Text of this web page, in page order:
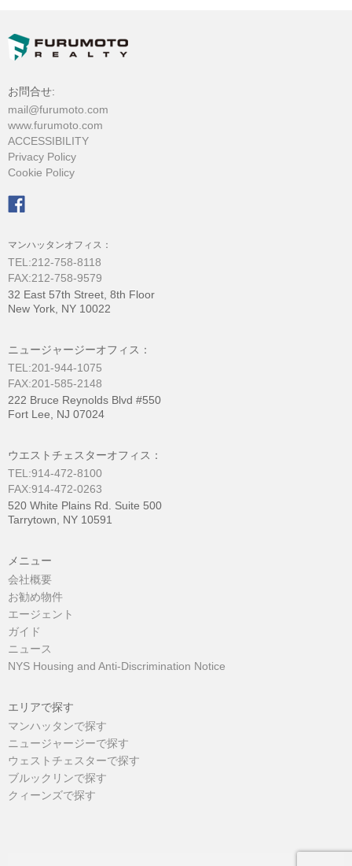
お問合せ:
mail@furumoto.com
www.furumoto.com
ACCESSIBILITY
Privacy Policy
Cookie Policy
マンハッタンオフィス：
TEL:212-758-8118
FAX:212-758-9579
32 East 57th Street, 8th Floor
New York, NY 10022
ニュージャージーオフィス：
TEL:201-944-1075
FAX:201-585-2148
222 Bruce Reynolds Blvd #550
Fort Lee, NJ 07024
ウエストチェスターオフィス：
TEL:914-472-8100
FAX:914-472-0263
520 White Plains Rd. Suite 500
Tarrytown, NY 10591
メニュー
会社概要
お勧め物件
エージェント
ガイド
ニュース
NYS Housing and Anti-Discrimination Notice
エリアで探す
マンハッタンで探す
ニュージャージーで探す
ウェストチェスターで探す
ブルックリンで探す
クィーンズで探す